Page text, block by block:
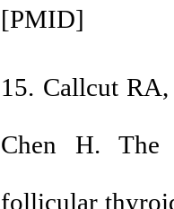
[PMID]
15. Callcut
Chen H.
follicular